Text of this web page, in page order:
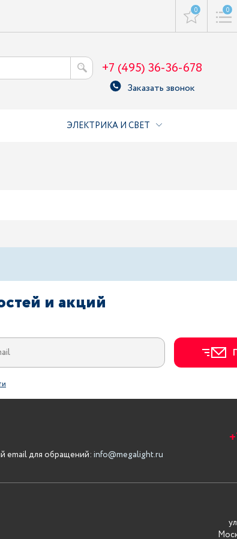
0 0
+7 (495) 36-36-678
Заказать звонок
ЭЛЕКТРИКА И СВЕТ
и акций
email для обращений: info@megalight.ru